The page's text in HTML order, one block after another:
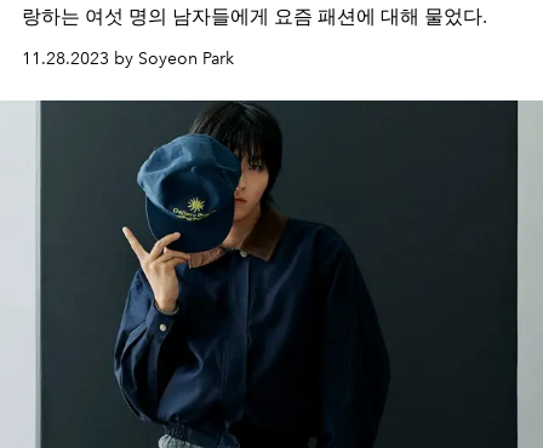
랑하는 여섯 명의 남자들에게 요즘 패션에 대해 물었다.
11.28.2023 by Soyeon Park